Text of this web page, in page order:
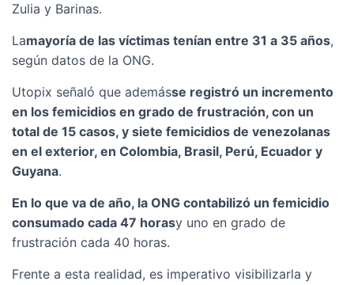
Zulia y Barinas.
Lamayoría de las víctimas tenían entre 31 a 35 años,
según datos de la ONG.
Utopix señaló que ademásse registró un incremento
en los femicidios en grado de frustración, con un
total de 15 casos, y siete femicidios de venezolanas
en el exterior, en Colombia, Brasil, Perú, Ecuador y
Guyana.
En lo que va de año, la ONG contabilizó un femicidio
consumado cada 47 horasy uno en grado de
frustración cada 40 horas.
Frente a esta realidad, es imperativo visibilizarla y